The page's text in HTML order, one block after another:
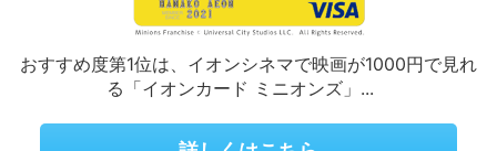
おすすめ度第1位は、イオンシネマで映画が1000円で見れ
る「イオンカード ミニオンズ」...